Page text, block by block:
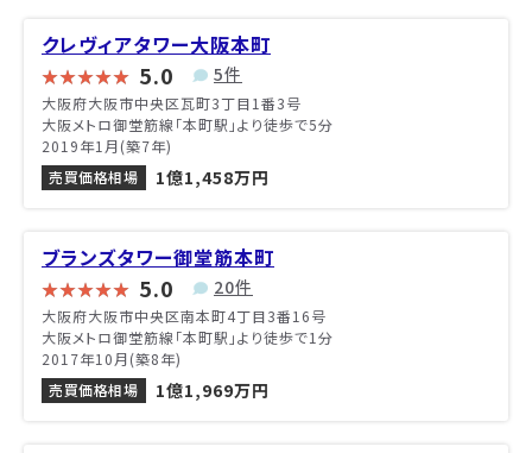
クレヴィアタワー大阪本町
5.0 5件
大阪府大阪市中央区瓦町3丁目1番3号
大阪メトロ御堂筋線「本町駅」より徒歩で5分
2019年1月(築7年)
売買価格相場
1億1,458万円
ブランズタワー御堂筋本町
5.0 20件
大阪府大阪市中央区南本町4丁目3番16号
大阪メトロ御堂筋線「本町駅」より徒歩で1分
2017年10月(築8年)
売買価格相場
1億1,969万円